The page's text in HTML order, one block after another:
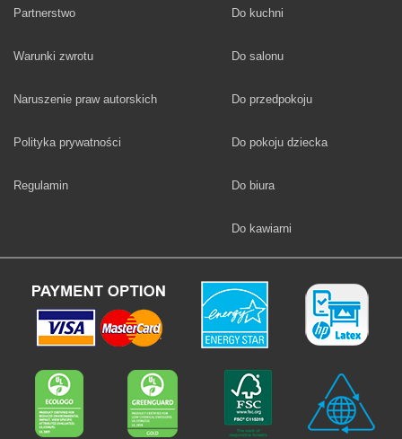
Partnerstwo
Warunki zwrotu
Naruszenie praw autorskich
Polityka prywatności
Regulamin
Fototapety
Do kuchni
Fototapety
Do salonu
Fototapety
Do przedpokoju
Fototapety
Do pokoju dziecka
Fototapety
Do biura
Fototapety
Do kawiarni